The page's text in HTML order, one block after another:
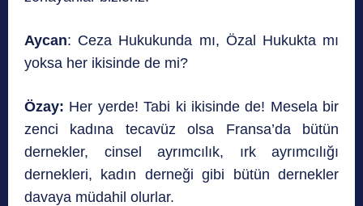
Aycan: Ceza Hukukunda mı, Özal Hukukta mı
yoksa her ikisinde de mi?
Özay: Her yerde! Tabi ki ikisinde de! Mesela bir
zenci kadına tecavüz olsa Fransa’da bütün
dernekler, cinsel ayrımcılık, ırk ayrımcılığı
dernekleri, kadın derneği gibi bütün dernekler
davaya müdahil olurlar.